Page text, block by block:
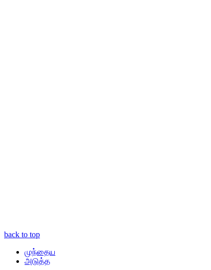
back to top
முந்தைய
அடுத்த